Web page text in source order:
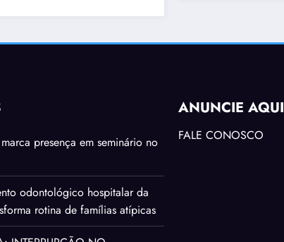
presença em seminário no
odontológico hospitalar da
rotina de famílias atípicas
ANUNCIE AQUI
FALE CONOSCO